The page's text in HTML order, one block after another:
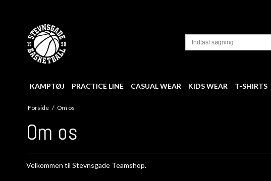
KAMPTØJ PRACTICE LINE CASUAL WEAR KIDS WEAR T-SHIRTS
Forside / Om os
Om os
Velkommen til Stevnsgade Teamshop.